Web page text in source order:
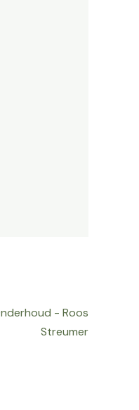
- Roos
Streumer